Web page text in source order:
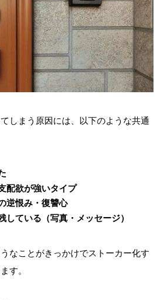
しまう原因には、以下のような共通
配欲が強いタイプ
逆恨み・復讐心
している（写真・メッセージ）
なことがきっかけでストーカー化す
す。